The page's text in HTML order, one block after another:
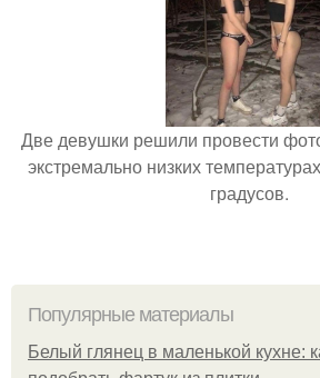
Две девушки решили провести
экстремально низких
градусов.
Популярные материалы
Белый глянец в маленькой кухне: